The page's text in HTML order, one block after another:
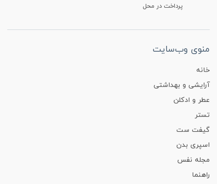
پرداخت در محل
منوی وب‌سایت
خانه
آرایشی و بهداشتی
عطر و ادکلن
تستر
گیفت ست
اسپری بدن
مجله نفس
راهنما